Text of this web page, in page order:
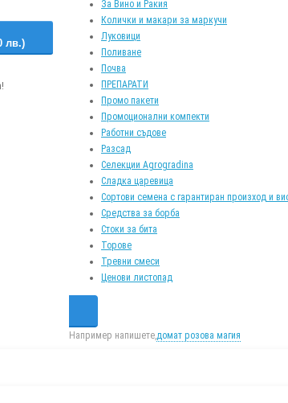
лв.)
За Вино и Ракия
Колички и макари за маркучи
Луковици
Поливане
Почва
ПРЕПАРАТИ
Промо пакети
Промоционални компекти
Работни съдове
Разсад
Селекции Agrogradina
Сладка царевица
Сортови семена с гарантиран произход и
Средства за борба
Стоки за бита
Торове
Тревни смеси
Ценови листопад
Например напишете,домат розова магия